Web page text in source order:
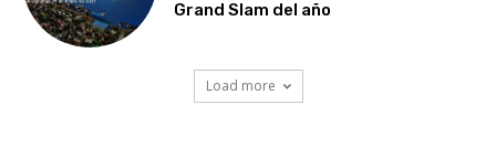
Grand Slam del año
Load more